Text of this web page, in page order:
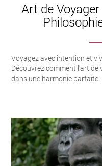
Art de
Voyagez avec intention et
Découvrez comment l'art
dans une harmonie parfaite.